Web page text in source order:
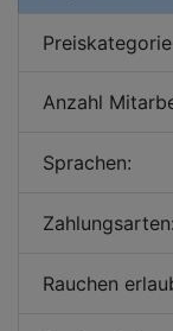
Preiskategorie
Anzahl
Sprachen:
Zahlungsarten:
Rauchen